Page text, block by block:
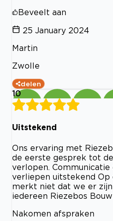
Beveelt aan
25 January 2024
Martin
Zwolle
delen
10
Uitstekend
Ons ervaring met
de eerste gesprek tot
verlopen.
verliepen uitstekend Op
merkt niet dat we er
iedereen Riezebos
Nakomen afspraken